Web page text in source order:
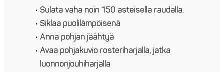
Sulata vaha noin 150 asteisella raudalla.
Siklaa puolilämpöisenä
Anna pohjan jäähtyä
Avaa pohjakuvio rosteriharjalla, jatka
luonnonjouhiharjalla